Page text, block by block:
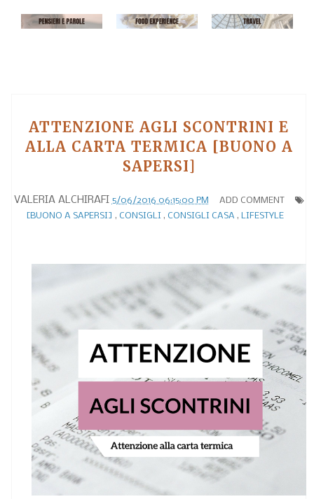
ATTENZIONE AGLI SCONTRINI E
ALLA CARTA TERMICA [BUONO A
SAPERSI]
VALERIA ALCHIRAFI 5/06/2016 06:15:00 PM
ADD COMMENT
[BUONO A SAPERSI] , CONSIGLI , CONSIGLI CASA , LIFESTYLE